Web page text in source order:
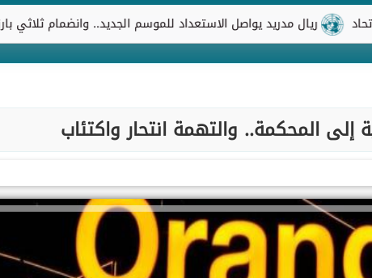
ريال مدريد يواصل الاستعداد للموسم الجديد.. وانضمام ثلاثي بارز للتدريبات
إلى المحكمة.. والتهمة انتحار واكتئاب